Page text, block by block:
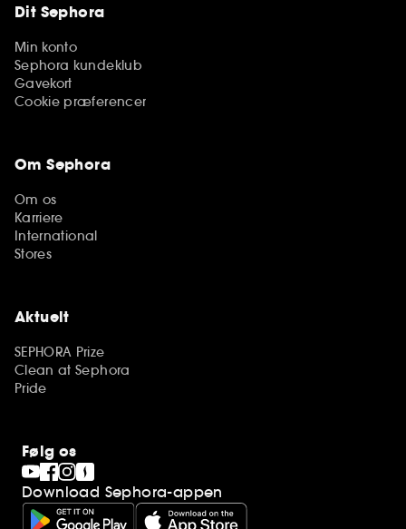
Dit Sephora
Min konto
Sephora kundeklub
Gavekort
Cookie præferencer
Om Sephora
Om os
Karriere
International
Stores
Aktuelt
SEPHORA Prize
Clean at Sephora
Pride
Følg os
Download Sephora-appen